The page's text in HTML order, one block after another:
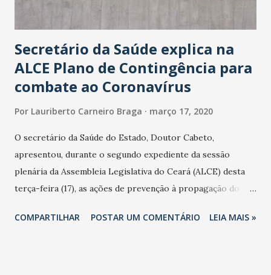
Secretário da Saúde explica na
ALCE Plano de Contingência para
combate ao Coronavírus
Por Lauriberto Carneiro Braga março 17, 2020
O secretário da Saúde do Estado, Doutor Cabeto,
apresentou, durante o segundo expediente da sessão
plenária da Assembleia Legislativa do Ceará (ALCE) desta
terça-feira (17), as ações de prevenção à propagação do
adotadas pelo Governo do Estado na contenção da
COMPARTILHAR POSTAR UM COMENTÁRIO LEIA MAIS »